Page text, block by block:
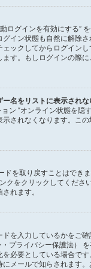
ログインを有効にする”
イン状態も自然に解除
ックしてからログイン
す。もしログインの際
名をリストに表示され
ン “オンライン状態を
されなくなります。こ
ドを取り戻すことはでき
クをクリックしてくださ
れます。
を入力しているかをご
プライバシー保護法）
必要としている場合で
メールで知らされます